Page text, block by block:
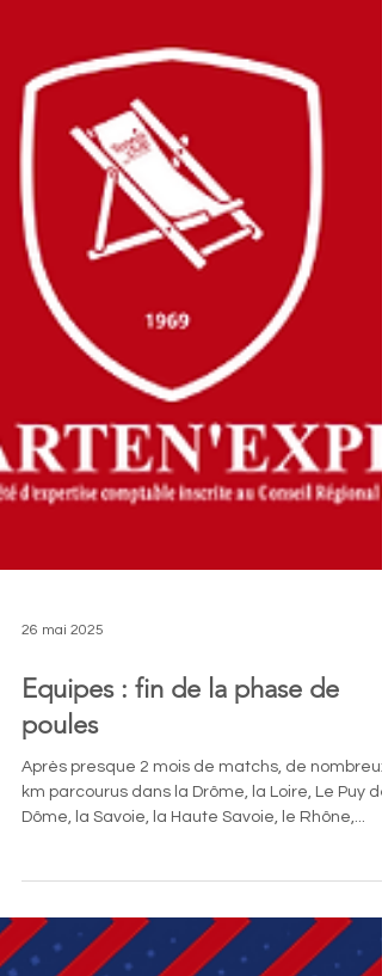
Equipes : fin de la phase de
poules
Après presque 2 mois de matchs, de nombreux